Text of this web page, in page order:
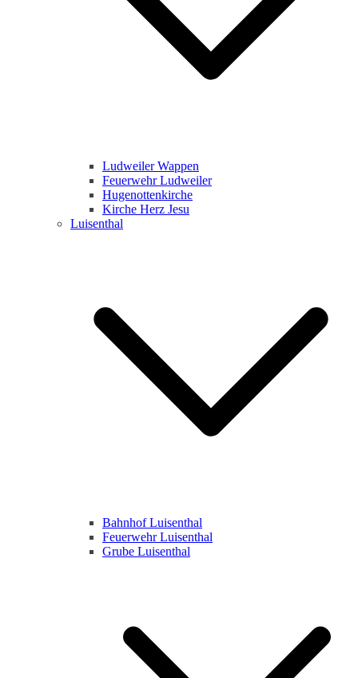
Ludweiler Wappen
Feuerwehr Ludweiler
Hugenottenkirche
Kirche Herz Jesu
Luisenthal
Bahnhof Luisenthal
Feuerwehr Luisenthal
Grube Luisenthal